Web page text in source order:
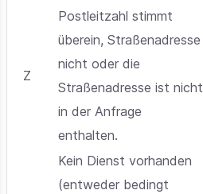
Z
Postleitzahl stimmt
überein, Straßenadresse
nicht oder die
Straßenadresse ist nicht
in der Anfrage
enthalten.
Kein Dienst vorhanden
(entweder bedingt